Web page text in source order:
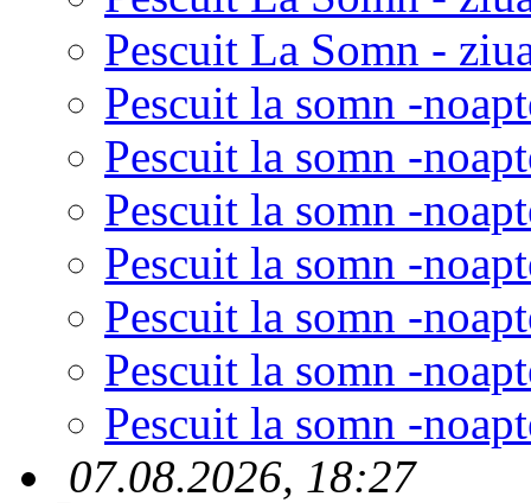
Pescuit La Somn -
Pescuit la somn -
Pescuit la somn -
Pescuit la somn -
Pescuit la somn -
Pescuit la somn -
Pescuit la somn -
Pescuit la somn -
07.08.2026, 18:27